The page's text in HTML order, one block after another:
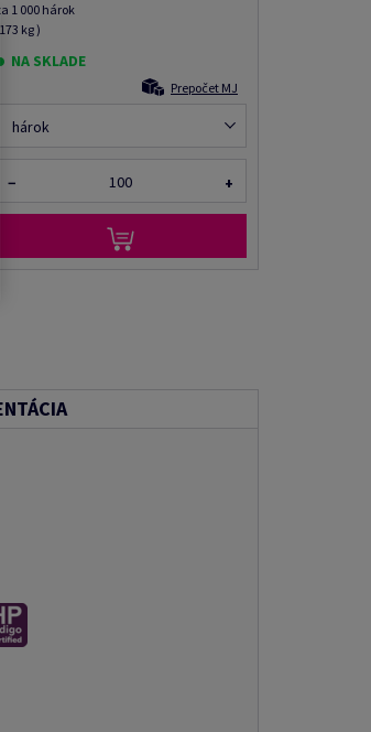
1 000 hárok
(173 kg )
NA SKLADE
Prepočet MJ
hárok
− +